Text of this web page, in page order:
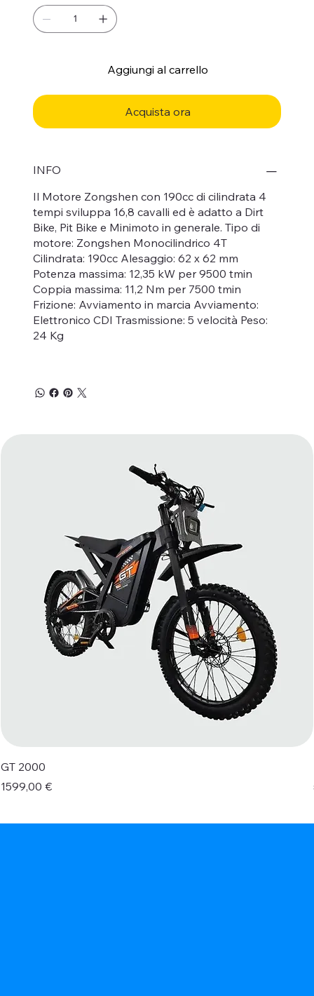
Aggiungi al carrello
Acquista ora
INFO
Il Motore Zongshen con 190cc di cilindrata 4
tempi sviluppa 16,8 cavalli ed è adatto a Dirt
Bike, Pit Bike e Minimoto in generale. Tipo di
motore: Zongshen Monocilindrico 4T
Cilindrata: 190cc Alesaggio: 62 x 62 mm
Potenza massima: 12,35 kW per 9500 tmin
Coppia massima: 11,2 Nm per 7500 tmin
Frizione: Avviamento in marcia Avviamento:
Elettronico CDI Trasmissione: 5 velocità Peso:
24 Kg
GT 2000
Prezzo
1599,00 €